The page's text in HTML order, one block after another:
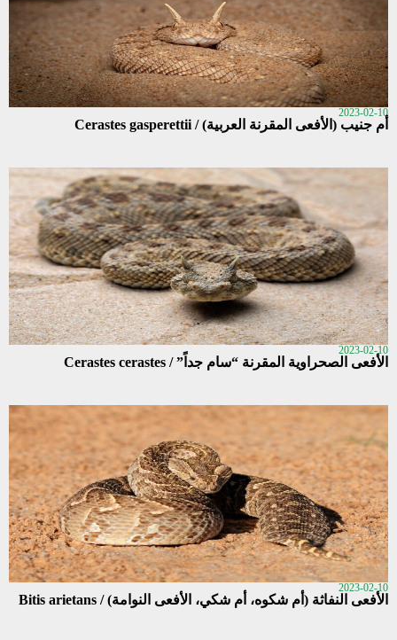
2023-02-10
أم جنيب (الأفعى المقرنة العربية) / Cerastes gasperettii
2023-02-10
الأفعى الصحراوية المقرنة “سام جداً” / Cerastes cerastes
2023-02-10
الأفعى النفاثة (أم شكوه، أم شكي، الأفعى النوامة) / Bitis arietans